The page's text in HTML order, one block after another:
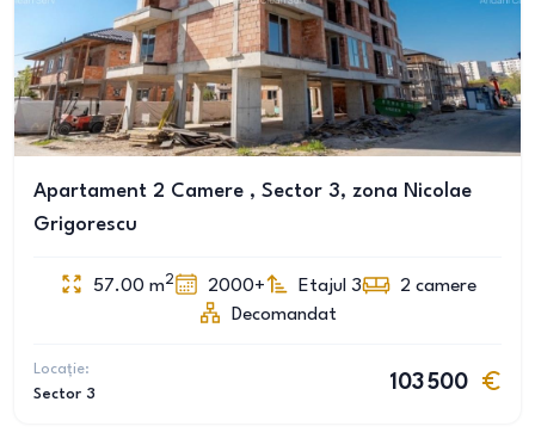
Apartament 2 Camere , Sector 3, zona Nicolae
Grigorescu
57.00 m2 2000+ Etajul 3 2 camere
Decomandat
Locație:
Sector 3
103 500